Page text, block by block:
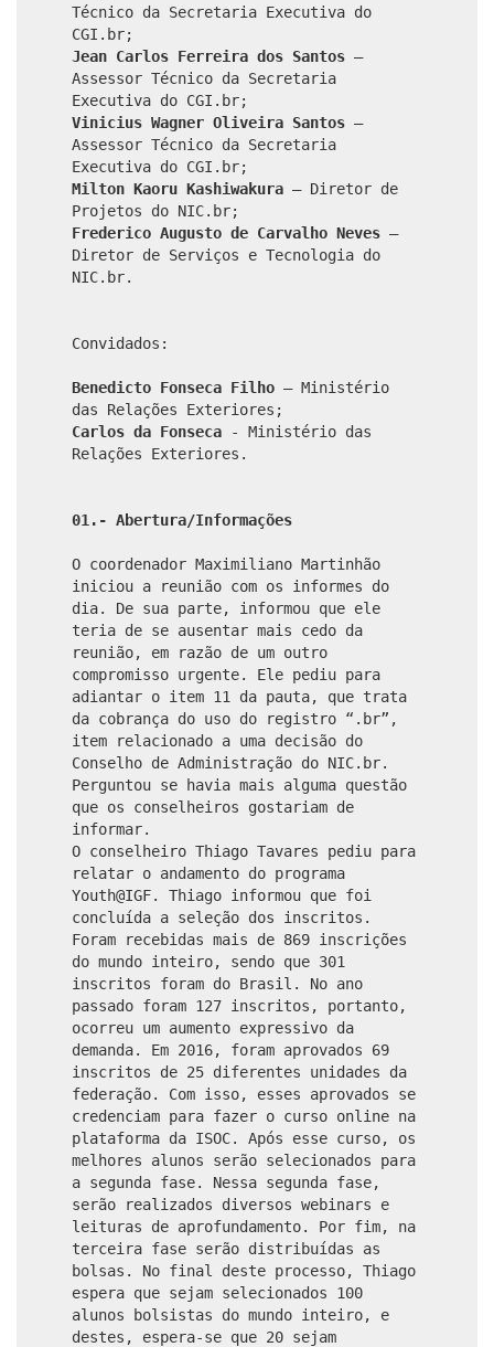
Técnico da Secretaria Executiva do
CGI.br;
Jean Carlos Ferreira dos Santos –
Assessor Técnico da Secretaria
Executiva do CGI.br;
Vinicius Wagner Oliveira Santos –
Assessor Técnico da Secretaria
Executiva do CGI.br;
Milton Kaoru Kashiwakura – Diretor de
Projetos do NIC.br;
Frederico Augusto de Carvalho Neves –
Diretor de Serviços e Tecnologia do
NIC.br.
Convidados:
Benedicto Fonseca Filho – Ministério
das Relações Exteriores;
Carlos da Fonseca - Ministério das
Relações Exteriores.
01.- Abertura/Informações
O coordenador Maximiliano Martinhão
iniciou a reunião com os informes do
dia. De sua parte, informou que ele
teria de se ausentar mais cedo da
reunião, em razão de um outro
compromisso urgente. Ele pediu para
adiantar o item 11 da pauta, que trata
da cobrança do uso do registro “.br”,
item relacionado a uma decisão do
Conselho de Administração do NIC.br.
Perguntou se havia mais alguma questão
que os conselheiros gostariam de
informar.
O conselheiro Thiago Tavares pediu para
relatar o andamento do programa
Youth@IGF. Thiago informou que foi
concluída a seleção dos inscritos.
Foram recebidas mais de 869 inscrições
do mundo inteiro, sendo que 301
inscritos foram do Brasil. No ano
passado foram 127 inscritos, portanto,
ocorreu um aumento expressivo da
demanda. Em 2016, foram aprovados 69
inscritos de 25 diferentes unidades da
federação. Com isso, esses aprovados se
credenciam para fazer o curso online na
plataforma da ISOC. Após esse curso, os
melhores alunos serão selecionados para
a segunda fase. Nessa segunda fase,
serão realizados diversos webinars e
leituras de aprofundamento. Por fim, na
terceira fase serão distribuídas as
bolsas. No final deste processo, Thiago
espera que sejam selecionados 100
alunos bolsistas do mundo inteiro, e
destes, espera-se que 20 sejam